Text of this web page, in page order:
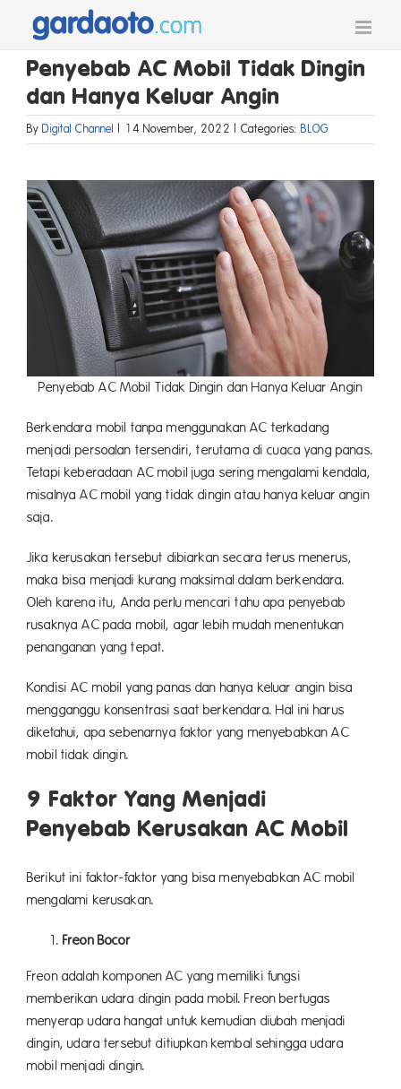
content
Penyebab AC Mobil Tidak Dingin
dan Hanya Keluar Angin
By Digital Channel | 14 November, 2022 | Categories: BLOG
Penyebab AC Mobil Tidak Dingin dan Hanya Keluar Angin
Berkendara mobil tanpa menggunakan AC terkadang
menjadi persoalan tersendiri, terutama di cuaca yang panas.
Tetapi keberadaan AC mobil juga sering mengalami kendala,
misalnya AC mobil yang tidak dingin atau hanya keluar angin
saja.
Jika kerusakan tersebut dibiarkan secara terus menerus,
maka bisa menjadi kurang maksimal dalam berkendara.
Oleh karena itu, Anda perlu mencari tahu apa penyebab
rusaknya AC pada mobil, agar lebih mudah menentukan
penanganan yang tepat.
Kondisi AC mobil yang panas dan hanya keluar angin bisa
mengganggu konsentrasi saat berkendara. Hal ini harus
diketahui, apa sebenarnya faktor yang menyebabkan AC
mobil tidak dingin.
9 Faktor Yang Menjadi
Penyebab Kerusakan AC Mobil
Berikut ini faktor-faktor yang bisa menyebabkan AC mobil
mengalami kerusakan.
Freon Bocor
Freon adalah komponen AC yang memiliki fungsi
memberikan udara dingin pada mobil. Freon bertugas
menyerap udara hangat untuk kemudian diubah menjadi
dingin, udara tersebut ditiupkan kembal sehingga udara
mobil menjadi dingin.